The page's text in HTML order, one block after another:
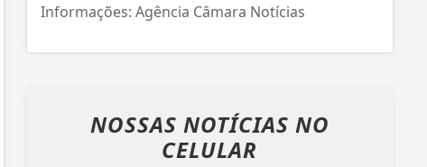
Informações: Agência Câmara Notícias
NOSSAS NOTÍCIAS NO
CELULAR